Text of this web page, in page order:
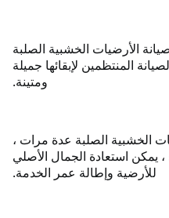
الأرضيات الخشبية الصلبة
المنتظمين لإبقائها جميلة
ومتينة.
الخشبية الصلبة عدة مرات ،
يمكن استعادة الجمال الأصلي
للأرضية وإطالة عمر الخدمة.